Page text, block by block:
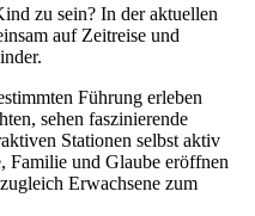
zu sein? In der aktuellen
auf Zeitreise und
Führung erleben
sehen faszinierende
Stationen selbst aktiv
Familie und Glaube eröffnen
Erwachsene zum